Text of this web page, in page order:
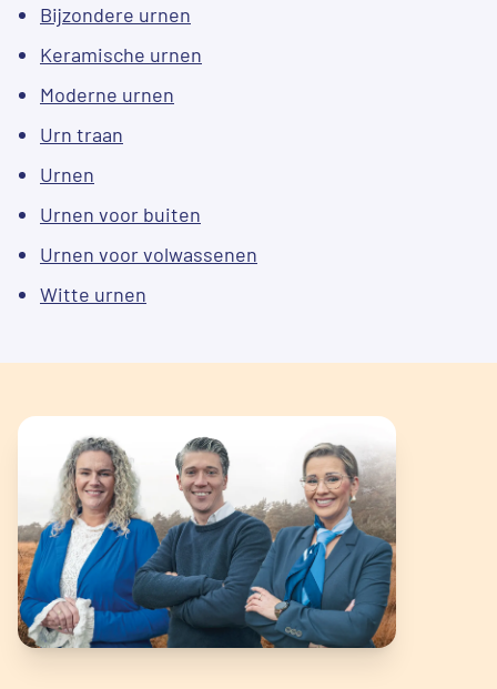
Bijzondere urnen
Keramische urnen
Moderne urnen
Urn traan
Urnen
Urnen voor buiten
Urnen voor volwassenen
Witte urnen